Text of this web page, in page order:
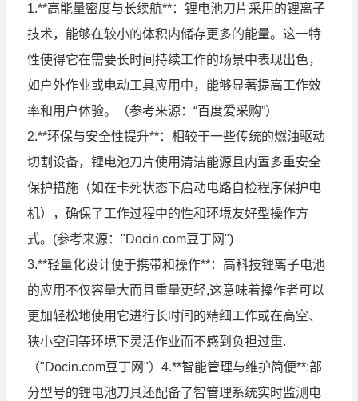
1.**高能量密度与长续航**：锂电池刀片采用的锂离子
技术，能够在较小的体积内储存更多的能量。这一特
性使得它在需要长时间持续工作的场景中表现出色，
如户外作业或电动工具应用中，能够显著提高工作效
率和用户体验。（参考来源：“百度爱采购”）
2.**环保与安全性提升**：相较于一些传统的燃油驱动
切割设备，锂电池刀片使用清洁能源且内置多重安全
保护措施（如在卡死状态下启动电路自检程序保护电
机），确保了工作过程中的性和环境友好型操作方
式。(参考来源："Docin.com豆丁网")
3.**轻量化设计便于携带和操作**：高科技锂离子电池
的应用不仅容量大而且重量更轻,这意味着操作者可以
更加轻松地使用它进行长时间的精细工作或在高空、
狭小空间等环境下灵活作业而不感到负担过重.
（"Docin.com豆丁网"）4.**智能管理与维护简便**:部
分型号的锂电池刀具还配备了智管理系统实时监测电